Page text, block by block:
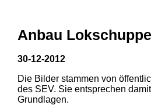
1 2
Anbau
30-12-2012
Die Bilder stammen von
des SEV. Sie entsprechen
Grundlagen.